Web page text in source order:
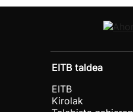
EITB taldea
EITB
Kirolak